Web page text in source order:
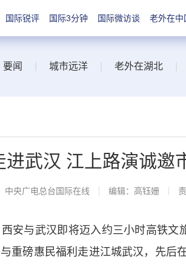
国际锐评 国际3分钟 国际微访谈 老外在中
要闻 城市远洋 老外在湖北
进武汉 江上路演诚邀
中央广电总台国际在线 编辑：高钰姗
与武汉即将迈入约三小时高铁文
重磅惠民福利走进江城武汉，先后